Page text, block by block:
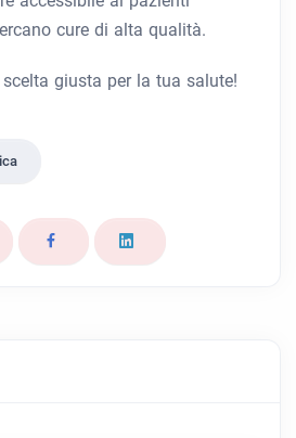
cure di alta qualità.
giusta per la tua salute!